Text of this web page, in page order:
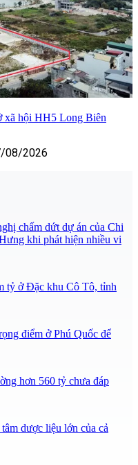
xã hội HH5 Long Biên
08/2026
chấm dứt dự án của Chi
khi phát hiện nhiều vi
tỷ ở Đặc khu Cô Tô, tỉnh
điểm ở Phú Quốc để
hơn 560 tỷ chưa đáp
dược liệu lớn của cả